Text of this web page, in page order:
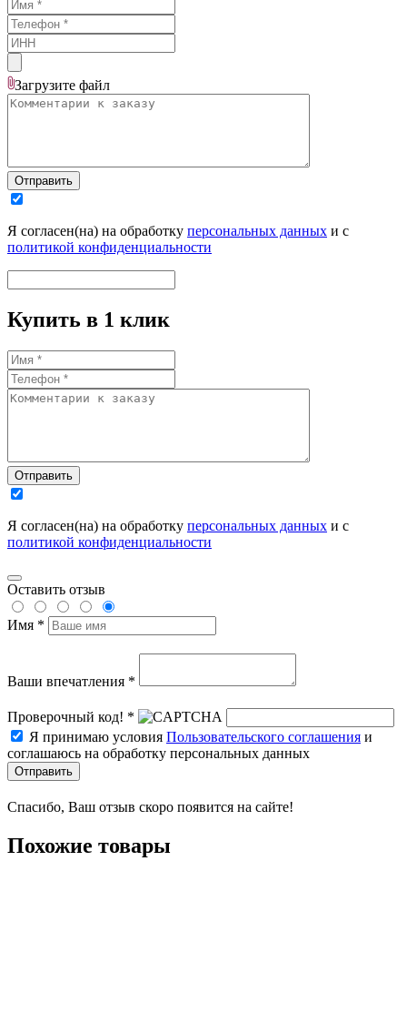
Загрузите файл
Отправить
Я согласен(на) на обработку персональных данных и с
политикой конфиденциальности
Купить в 1 клик
Отправить
Я согласен(на) на обработку персональных данных и с
политикой конфиденциальности
Оставить отзыв
Имя *
Ваши впечатления *
Проверочный код! *
Я принимаю условия Пользовательского соглашения и
соглашаюсь на обработку персональных данных
Отправить
Спасибо, Ваш отзыв скоро появится на сайте!
Похожие товары